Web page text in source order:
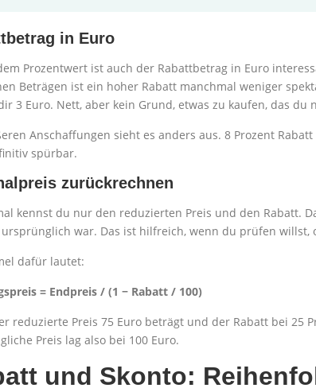
in Euro
Prozentwert ist auch der Rabattbetrag in Euro
Beträgen ist ein hoher Rabatt manchmal weniger
3 Euro. Nett, aber kein Grund, etwas zu kaufen, das du
Anschaffungen sieht es anders aus. 8 Prozent
spürbar.
zurückrechnen
kennst du nur den reduzierten Preis und den Rabatt.
ursprünglich war. Das ist hilfreich, wenn du prüfen willst,
dafür lautet:
= Endpreis / (1 − Rabatt / 100)
reduzierte Preis 75 Euro beträgt und der Rabatt bei 25
Preis lag also bei 100 Euro.
und Skonto: